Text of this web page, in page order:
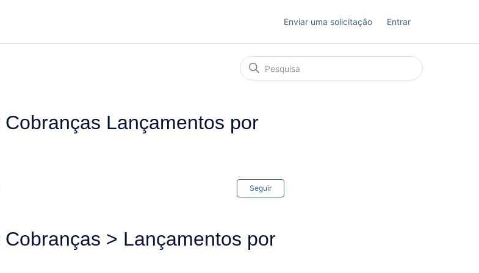
Enviar uma solicitação Entrar
Lançamentos por
Seguir
> Lançamentos por